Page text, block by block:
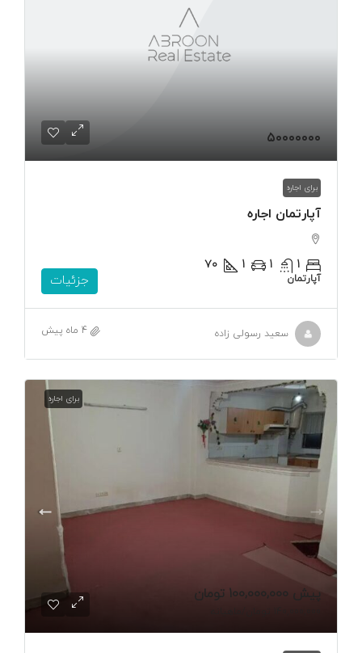
۵۰۰۰۰۰۰۰
برای اجاره
آپارتمان اجاره
1
1
1 ۷۰
آپارتمان جزئیات
سعید رسولی زاده 4 ماه پیش
برای اجاره
پیش 100,000,000 تومان